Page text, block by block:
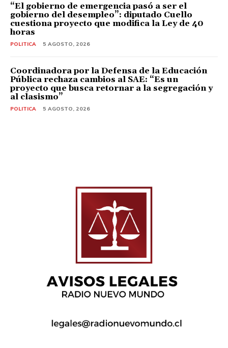
“El gobierno de emergencia pasó a ser el
gobierno del desempleo”: diputado Cuello
cuestiona proyecto que modifica la Ley de 40
horas
POLITICA 5 AGOSTO, 2026
Coordinadora por la Defensa de la Educación
Pública rechaza cambios al SAE: “Es un
proyecto que busca retornar a la segregación y
al clasismo”
POLITICA 5 AGOSTO, 2026